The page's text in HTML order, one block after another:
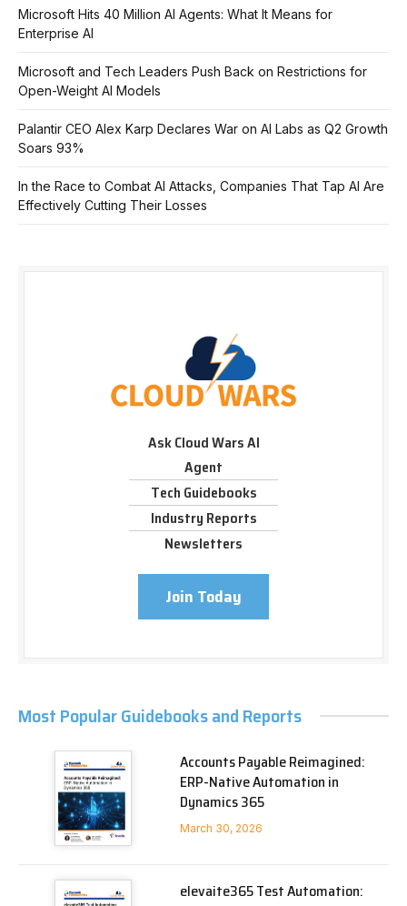
Microsoft Hits 40 Million AI Agents: What It Means for
Enterprise AI
Microsoft and Tech Leaders Push Back on Restrictions for
Open-Weight AI Models
Palantir CEO Alex Karp Declares War on AI Labs as Q2 Growth
Soars 93%
In the Race to Combat AI Attacks, Companies That Tap AI Are
Effectively Cutting Their Losses
Ask Cloud Wars AI
Agent
Tech Guidebooks
Industry Reports
Newsletters
Join Today
Most Popular Guidebooks and Reports
Accounts Payable Reimagined:
ERP-Native Automation in
Dynamics 365
March 30, 2026
elevaite365 Test Automation: